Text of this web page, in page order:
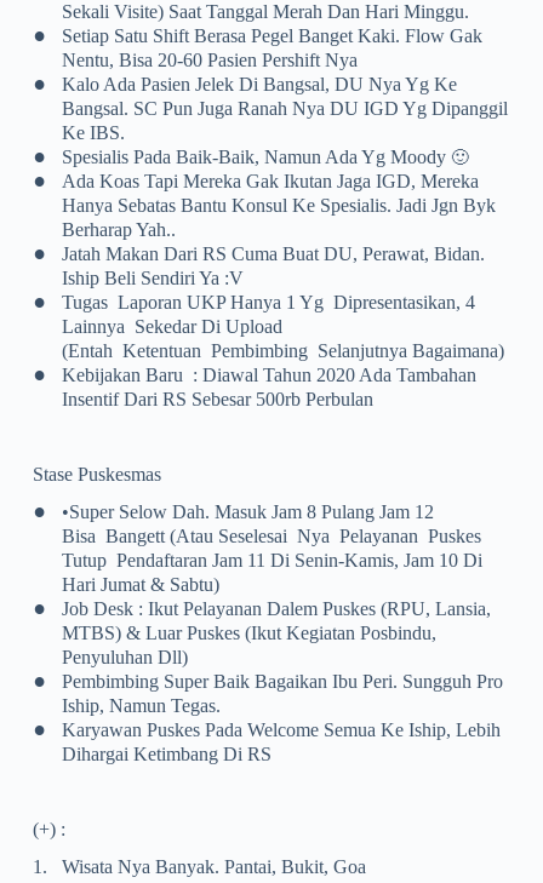
Sekali Visite) Saat Tanggal Merah Dan Hari Minggu.
•
Setiap Satu Shift Berasa Pegel Banget Kaki. Flow Gak
Nentu, Bisa 20-60 Pasien Pershift Nya
•
Kalo Ada Pasien Jelek Di Bangsal, DU Nya Yg Ke
Bangsal. SC Pun Juga Ranah Nya DU IGD Yg Dipanggil
Ke IBS.
• Spesialis Pada Baik-Baik, Namun Ada Yg Moody 🙂
•
Ada Koas Tapi Mereka Gak Ikutan Jaga IGD, Mereka
Hanya Sebatas Bantu Konsul Ke Spesialis. Jadi Jgn Byk
Berharap Yah..
•
Jatah Makan Dari RS Cuma Buat DU, Perawat, Bidan.
Iship Beli Sendiri Ya :v
•
Tugas Laporan UKP Hanya 1 Yg Dipresentasikan, 4
Lainnya Sekedar Di Upload
(entah Ketentuan Pembimbing Selanjutnya Bagaimana)
•
Kebijakan Baru : Diawal Tahun 2020 Ada Tambahan
Insentif Dari RS Sebesar 500rb Perbulan
Stase Puskesmas
•
•Super Selow Dah. Masuk Jam 8 Pulang Jam 12
Bisa Bangett (atau Seselesai Nya Pelayanan Puskes
Tutup Pendaftaran Jam 11 Di Senin-Kamis, Jam 10 Di
Hari Jumat & Sabtu)
•
Job Desk : Ikut Pelayanan Dalem Puskes (RPU, Lansia,
MTBS) & Luar Puskes (ikut Kegiatan Posbindu,
Penyuluhan Dll)
•
Pembimbing Super Baik Bagaikan Ibu Peri. Sungguh Pro
Iship, Namun Tegas.
•
Karyawan Puskes Pada Welcome Semua Ke Iship, Lebih
Dihargai Ketimbang Di RS
(+) :
1.
Wisata Nya Banyak. Pantai, Bukit, Goa